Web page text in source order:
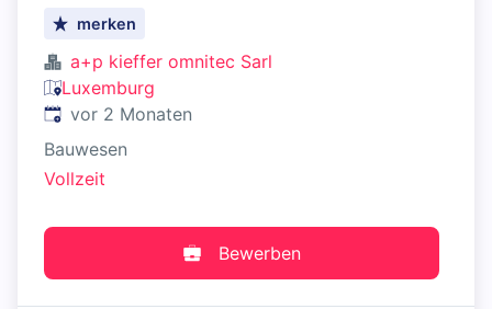
merken
a+p kieffer omnitec Sarl
Luxemburg
Veröffentlicht:
vor 2 Monaten
Bauwesen
Vollzeit
Bewerben